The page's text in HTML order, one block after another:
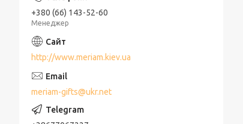
+380 (66) 143-52-60
Менеджер
http://www.meriam.kiev.ua
meriam-gifts@ukr.net